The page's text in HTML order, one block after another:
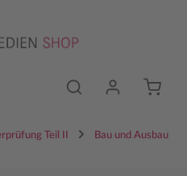
Teil II Bau und Ausbau